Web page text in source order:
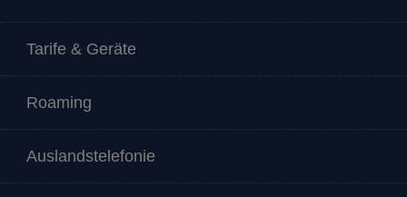
Tarife & Geräte
Roaming
Auslandstelefonie